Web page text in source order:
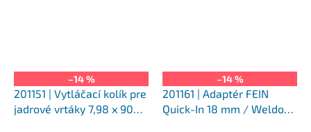
–14 %
201151 | Vytláčací kolík pre
jadrové vrtáky 7,98 x 90
–14 %
201161 | Adaptér FEIN
Quick-In 18 mm / Weldon